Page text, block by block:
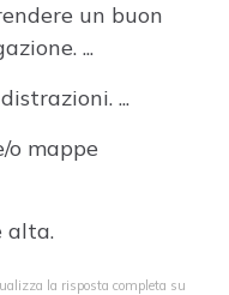
un buon
...
...
o mappe
alta.
la risposta completa su